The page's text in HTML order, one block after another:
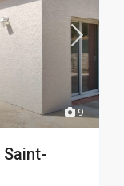
9
Saint-